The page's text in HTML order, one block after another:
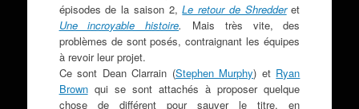
épisodes de la saison 2,Le retour de Shredderet
Une incroyable histoire. Mais très vite, des
problèmes de sont posés, contraignant les équipes
à revoir leur projet.
Ce sont Dean Clarrain (Stephen Murphy) et Ryan
Brownqui se sont attachés à proposer quelque
chose de différent pour sauver le titre, en